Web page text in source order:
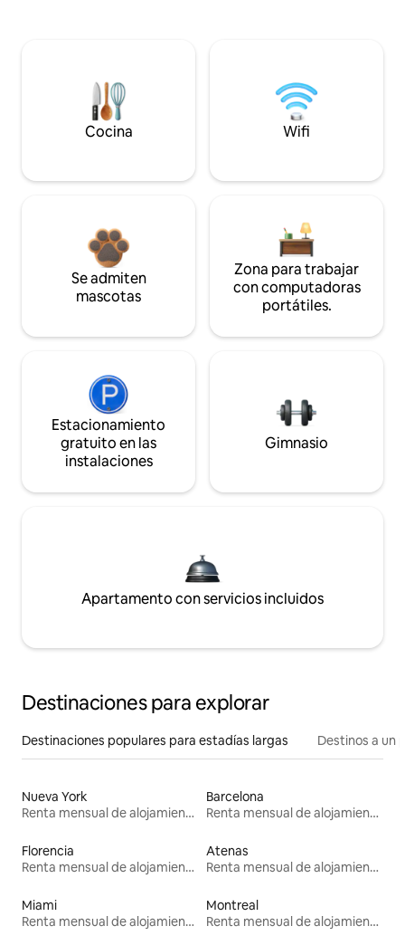
Cocina Wifi
Se admiten
mascotas
Zona para trabajar
con computadoras
portátiles.
Estacionamiento
gratuito en las
instalaciones
Gimnasio
Apartamento con servicios incluidos
Destinaciones para explorar
Destinaciones populares para estadías largas Destinos a un
Nueva York
Renta mensual de alojamientos
Barcelona
Renta mensual de alojamientos
Florencia
Renta mensual de alojamientos
Atenas
Renta mensual de alojamientos
Miami
Renta mensual de alojamientos
Montreal
Renta mensual de alojamientos